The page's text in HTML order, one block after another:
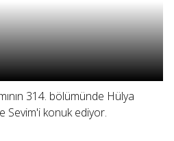
314. bölümünde Hülya
Sevim'i konuk ediyor.